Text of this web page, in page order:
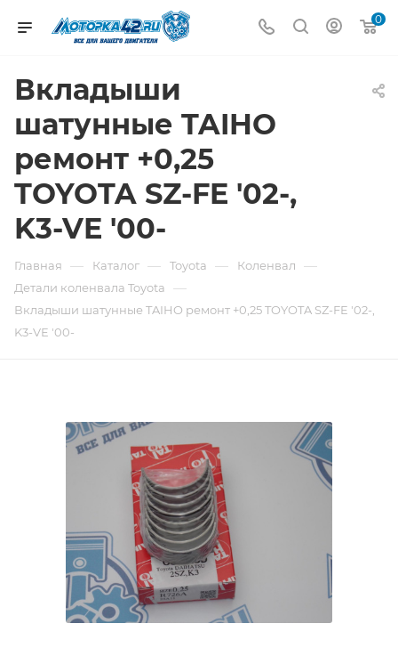
0
Вкладыши
шатунные TAIHO
ремонт +0,25
TOYOTA SZ-FE '02-,
K3-VE '00-
Главная — Каталог — Toyota — Коленвал —
Детали коленвала Toyota —
Вкладыши шатунные TAIHO ремонт +0,25 TOYOTA SZ-FE '02-,
K3-VE '00-